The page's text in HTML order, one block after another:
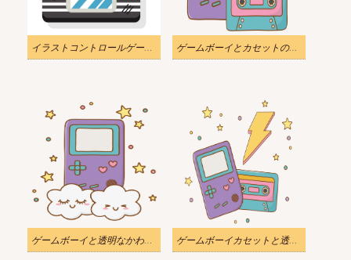
イラストコントロールゲームスタジオゲームボーイ ゲームボーイとカセットの透明なイラスト
ゲームボーイと透明なかわいい雲のイラスト ゲームボーイカセットと透明な照明のイラスト